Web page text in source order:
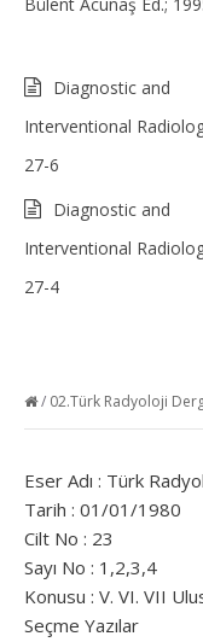
Diagnostic and
Interventional
27-6
Diagnostic and
Interventional
27-4
/ 02.Türk Radyoloji
Eser Adı : Türk
Tarih : 01/01/1980
Cilt No : 23
Sayı No : 1,2,3,4
Konusu : V. VI. VII
Seçme Yazılar